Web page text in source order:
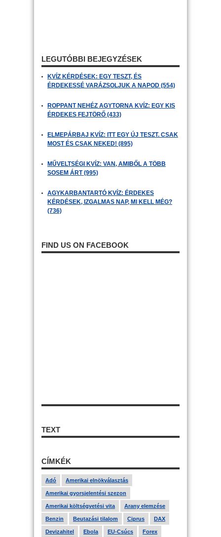
LEGUTÓBBI BEJEGYZÉSEK
KVÍZ KÉRDÉSEK: EGY TESZT, ÉS
ÉRDEKESSÉ VARÁZSOLJUK A NAPOD (554)
ROPPANT NEHÉZ AGYTORNA KVÍZ: EGY KIS
ÉRDEKES FEJTÖRŐ (433)
ELMEPÁRBAJ KVÍZ: ITT EGY ÚJ TESZT. CSAK
MOST ÉS CSAK NEKED! (895)
MŰVELTSÉGI KVÍZ: VAN, AMIBŐL A TÖBB
SOSEM ÁRT (995)
AGYKARBANTARTÓ KVÍZ: ÉRDEKES
KÉRDÉSEK, IZGALMAS NAP, MI KELL MÉG?
(736)
FIND US ON FACEBOOK
TEXT
CÍMKÉK
Adó Amerikai elnökválasztás
Amerikai gyorsjelentési szezon
Amerikai költségvetési vita Arany elemzése
Benzin Beutazási tilalom Ciprus DAX
Devizahitel Ebola EU-Csúcs Forex